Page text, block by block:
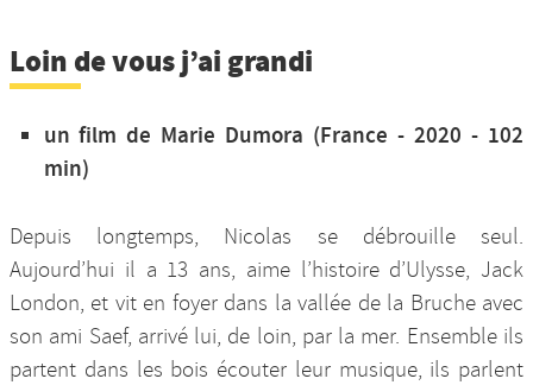
Loin de vous j’ai grandi
un film de Marie Dumora (France - 2020 - 102
min)
Depuis longtemps, Nicolas se débrouille seul.
Aujourd’hui il a 13 ans, aime l’histoire d’Ulysse, Jack
London, et vit en foyer dans la vallée de la Bruche avec
son ami Saef, arrivé lui, de loin, par la mer. Ensemble ils
partent dans les bois écouter leur musique, ils parlent